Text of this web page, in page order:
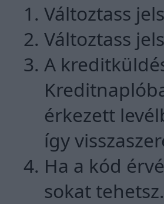
Változtass
Változtass
A
érkezett
így
Ha a kód
sokat tehetsz.